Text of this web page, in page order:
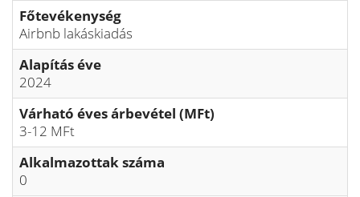
Főtevékenység
Airbnb lakáskiadás
Alapítás éve
2024
Várható éves árbevétel (MFt)
3-12 MFt
Alkalmazottak száma
0